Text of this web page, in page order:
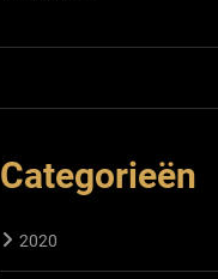
Categorieën
2020